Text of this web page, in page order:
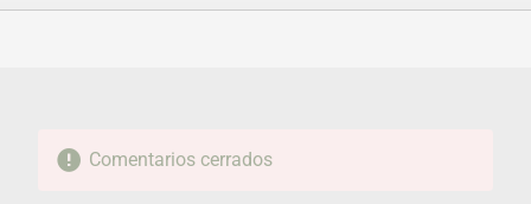
FACEBOOKTWITTERFLIPBOARD
E-
WHATSAPP
Comentarios cerrados